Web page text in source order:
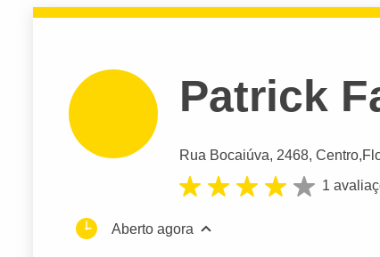
Patrick
Rua Bocaiúva, 2468, Centro,
1
Aberto agora